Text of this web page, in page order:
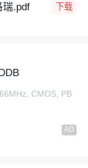
瑞.pdf 下载
CMOS, PB